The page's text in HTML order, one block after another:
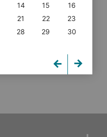
14 15
16
21 22
23
28 29
30